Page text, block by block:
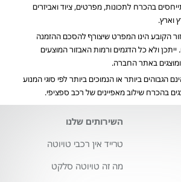
בהכרח לתכונות, מפרטים, ציוד ואביזרים
וארץ.
הקובע הינו המפרט שיצורף להסכם ההזמנה
ולא כל הדגמים ורמות האבזור המוצעים
באתר החברה.
הגבוהים ביותר או הנמוכים ביותר לפי סוגי המנוע
בהכרח שילוב מאפיינים של רכב ספציפי.
השירותים שלנו
טרייד אין רכבי טויוטה
מה זה טויוטה סלקט